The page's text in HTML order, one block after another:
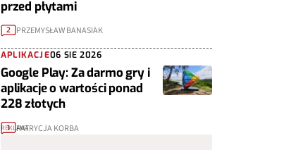
przed płytami
2 PRZEMYSŁAW BANASIAK
APLIKACJE06 SIE 2026
Google Play: Za darmo gry i
aplikacje o wartości ponad
228 złotych
1 PATRYCJA KORBA